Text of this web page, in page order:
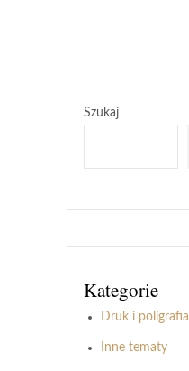
Szukaj
Kategorie
Druk i poligrafia
Inne tematy